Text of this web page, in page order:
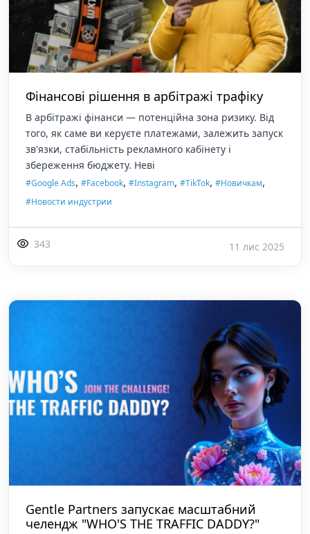
Фінансові рішення в арбітражі трафіку
В арбітражі фінанси — потенційна зона ризику. Від
того, як саме ви керуєте платежами, залежить запуск
зв'язки, стабільність рекламного кабінету і
збереження бюджету. Неві
#Google Ads, #Facebook, #Instagram, #TikTok, #Новичкам,
#Новости индустрии
343 11 лис 2025
Gentle Partners запускає масштабний
челендж "WHO'S THE TRAFFIC DADDY?"